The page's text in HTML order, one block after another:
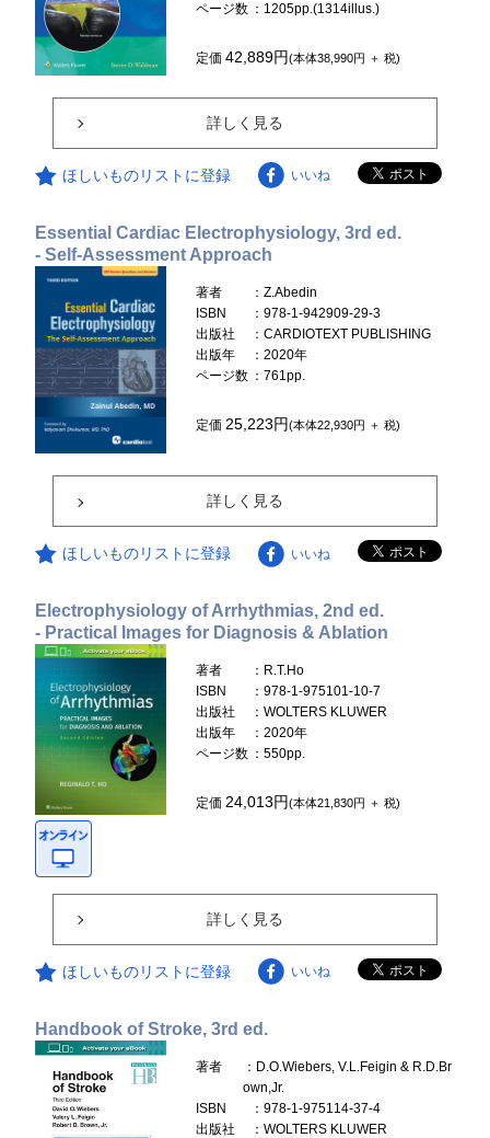
ページ数 ：1205pp.(1314illus.)
定価42,889円(本体38,990円 ＋ 税)
詳しく見る
ほしいものリストに登録 いいね
Essential Cardiac Electrophysiology, 3rd ed.
- Self-Assessment Approach
著者
：Z.Abedin
ISBN
：978-1-942909-29-3
出版社
：CARDIOTEXT PUBLISHING
出版年
：2020年
ページ数 ：761pp.
定価 25,223円(本体22,930円 ＋ 税)
詳しく見る
ほしいものリストに登録 いいね
Electrophysiology of Arrhythmias, 2nd ed.
- Practical Images for Diagnosis & Ablation
著者
：R.T.Ho
ISBN
：978-1-975101-10-7
出版社
：WOLTERS KLUWER
出版年
：2020年
ページ数 ：550pp.
定価24,013円(本体21,830円 ＋ 税)
詳しく見る
ほしいものリストに登録 いいね
Handbook of Stroke, 3rd ed.
著者
：D.O.Wiebers, V.L.Feigin & R.D.Br
own,Jr.
ISBN
：978-1-975114-37-4
出版社
：WOLTERS KLUWER